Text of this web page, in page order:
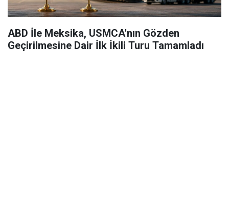
ABD İle Meksika, USMCA'nın Gözden
Geçirilmesine Dair İlk İkili Turu Tamamladı